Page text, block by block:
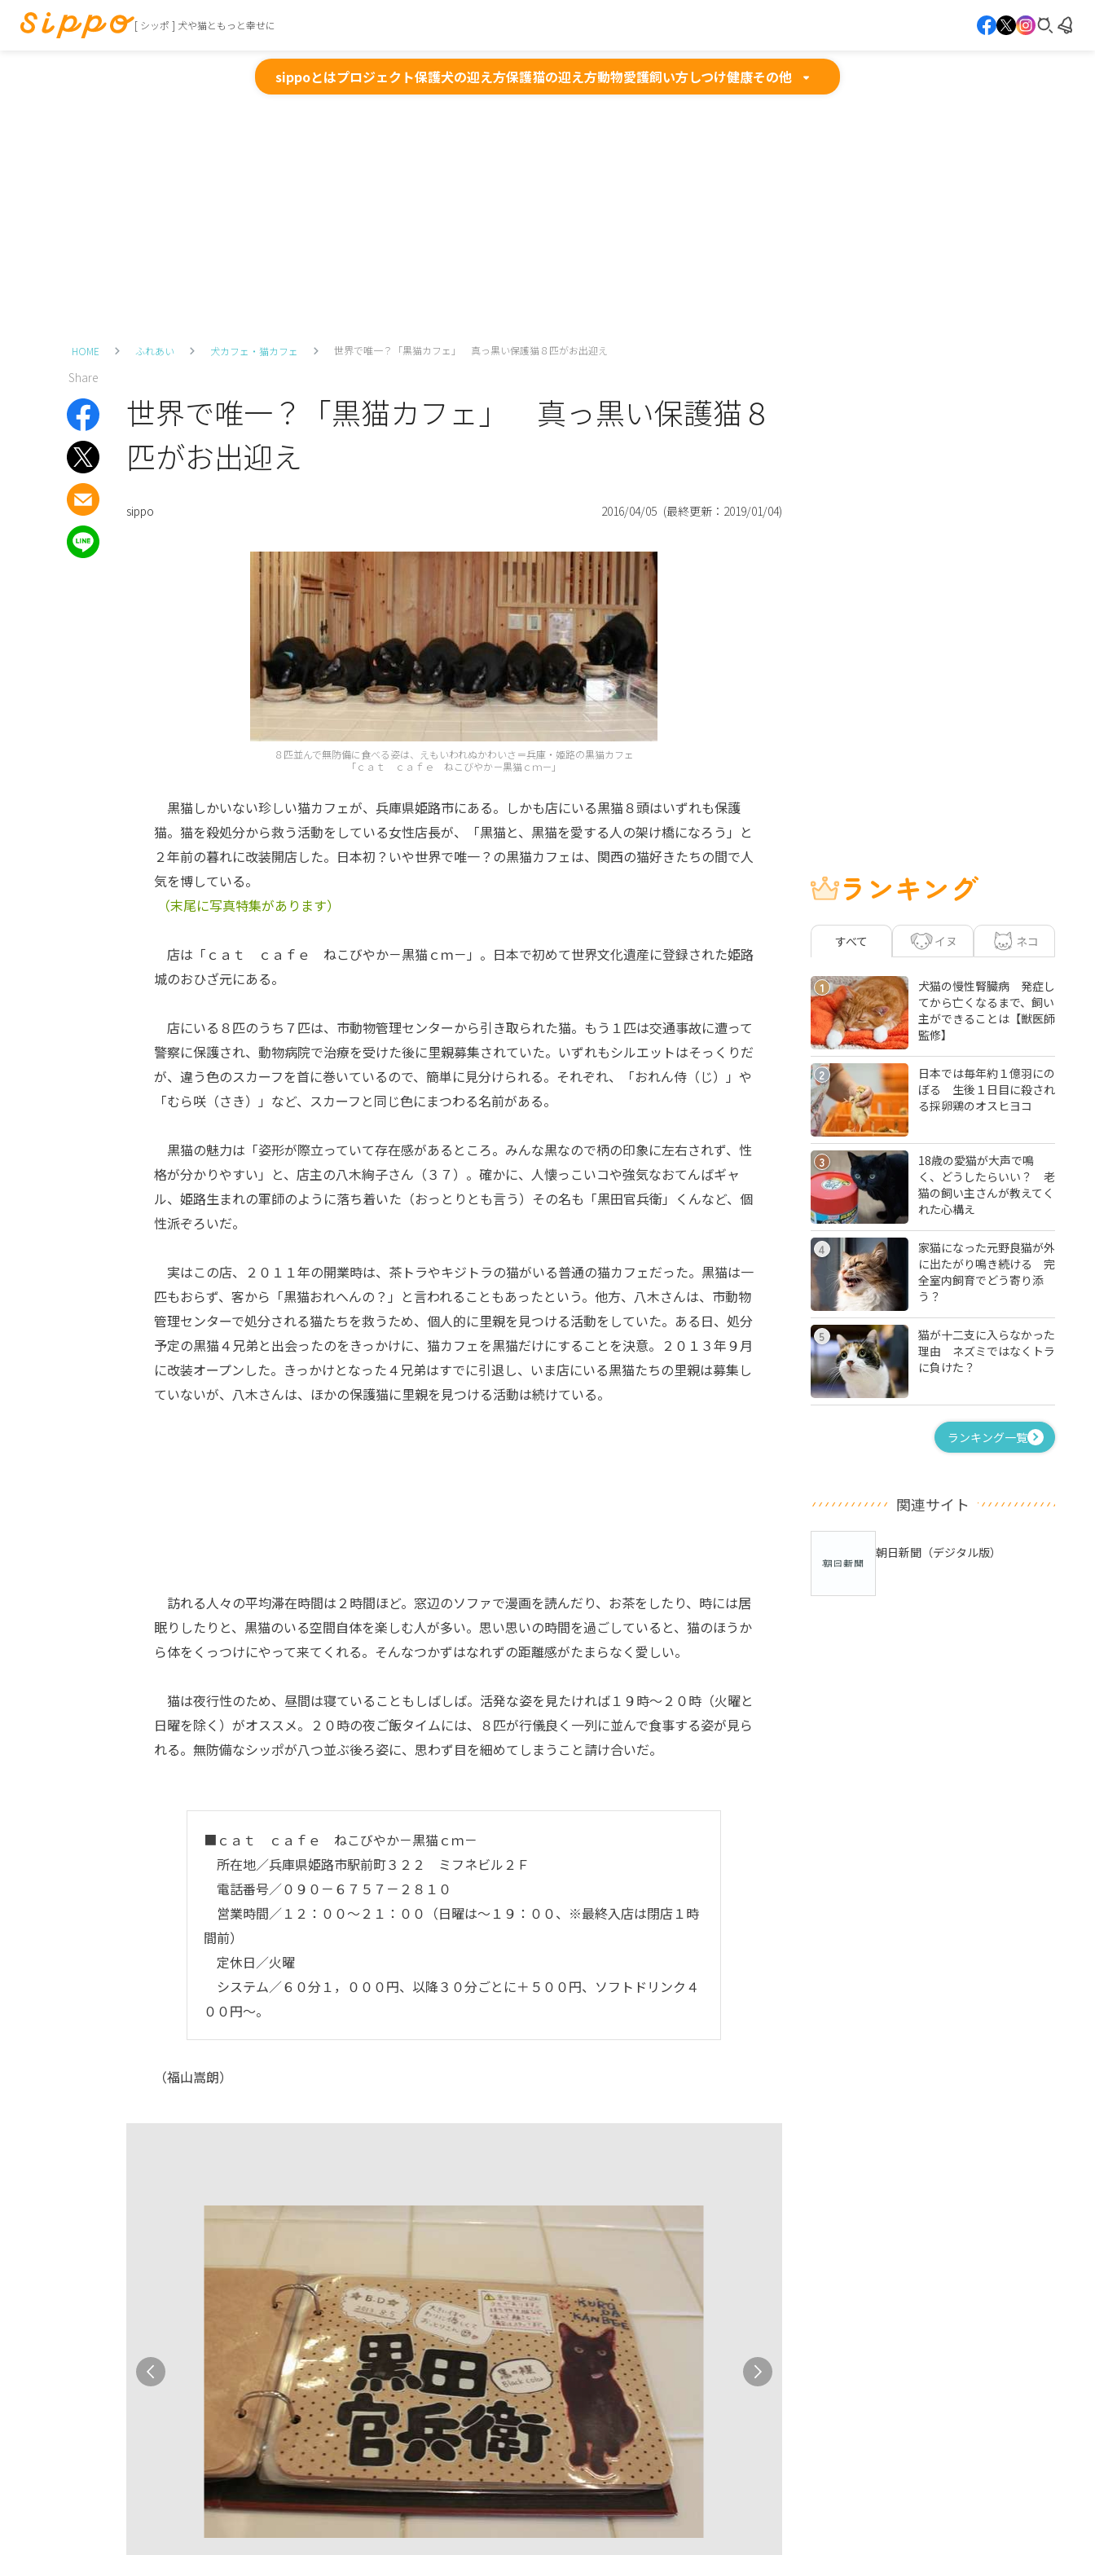
[ シッポ ] 犬や猫ともっと幸せに
sippoとはプロジェクト保護犬の迎え方保護猫の迎え方動物愛護飼い方しつけ健康その他
HOME ふれあい 犬カフェ・猫カフェ 世界で唯一？「黒猫カフェ」 真っ黒い保護猫８匹がお出迎え
Share
世界で唯一？「黒猫カフェ」 真っ黒い保護猫８
匹がお出迎え
sippo 2016/04/05 (最終更新： 2019/01/04)
８匹並んで無防備に食べる姿は、えもいわれぬかわいさ＝兵庫・姫路の黒猫カフェ
「ｃａｔ ｃａｆｅ ねこびやか－黒猫ｃｍ－」
黒猫しかいない珍しい猫カフェが、兵庫県姫路市にある。しかも店にいる黒猫８頭はいずれも保護
猫。猫を殺処分から救う活動をしている女性店長が、「黒猫と、黒猫を愛する人の架け橋になろう」と
２年前の暮れに改装開店した。日本初？いや世界で唯一？の黒猫カフェは、関西の猫好きたちの間で人
気を博している。
（末尾に写真特集があります）
店は「ｃａｔ ｃａｆｅ ねこびやか－黒猫ｃｍ－」。日本で初めて世界文化遺産に登録された姫路
城のおひざ元にある。
店にいる８匹のうち７匹は、市動物管理センターから引き取られた猫。もう１匹は交通事故に遭って
警察に保護され、動物病院で治療を受けた後に里親募集されていた。いずれもシルエットはそっくりだ
が、違う色のスカーフを首に巻いているので、簡単に見分けられる。それぞれ、「おれん侍（じ）」や
「むら咲（さき）」など、スカーフと同じ色にまつわる名前がある。
黒猫の魅力は「姿形が際立っていて存在感があるところ。みんな黒なので柄の印象に左右されず、性
格が分かりやすい」と、店主の八木絢子さん（３７）。確かに、人懐っこいコや強気なおてんばギャ
ル、姫路生まれの軍師のように落ち着いた（おっとりとも言う）その名も「黒田官兵衛」くんなど、個
性派ぞろいだ。
実はこの店、２０１１年の開業時は、茶トラやキジトラの猫がいる普通の猫カフェだった。黒猫は一
匹もおらず、客から「黒猫おれへんの？」と言われることもあったという。他方、八木さんは、市動物
管理センターで処分される猫たちを救うため、個人的に里親を見つける活動をしていた。ある日、処分
予定の黒猫４兄弟と出会ったのをきっかけに、猫カフェを黒猫だけにすることを決意。２０１３年９月
に改装オープンした。きっかけとなった４兄弟はすでに引退し、いま店にいる黒猫たちの里親は募集し
ていないが、八木さんは、ほかの保護猫に里親を見つける活動は続けている。
訪れる人々の平均滞在時間は２時間ほど。窓辺のソファで漫画を読んだり、お茶をしたり、時には居
眠りしたりと、黒猫のいる空間自体を楽しむ人が多い。思い思いの時間を過ごしていると、猫のほうか
ら体をくっつけにやって来てくれる。そんなつかずはなれずの距離感がたまらなく愛しい。
猫は夜行性のため、昼間は寝ていることもしばしば。活発な姿を見たければ１９時～２０時（火曜と
日曜を除く）がオススメ。２０時の夜ご飯タイムには、８匹が行儀良く一列に並んで食事する姿が見ら
れる。無防備なシッポが八つ並ぶ後ろ姿に、思わず目を細めてしまうこと請け合いだ。
■ｃａｔ ｃａｆｅ ねこびやか－黒猫ｃｍ－
所在地／兵庫県姫路市駅前町３２２ ミフネビル２Ｆ
電話番号／０９０－６７５７－２８１０
営業時間／１２：００～２１：００（日曜は～１９：００、※最終入店は閉店１時
間前）
定休日／火曜
システム／６０分１，０００円、以降３０分ごとに＋５００円、ソフトドリンク４
００円～。
（福山嵩朗）
ランキング
すべて イヌ ネコ
1
犬猫の慢性腎臓病 発症し
てから亡くなるまで、飼い
主ができることは【獣医師
監修】
2
日本では毎年約１億羽にの
ぼる 生後１日目に殺され
る採卵鶏のオスヒヨコ
3
18歳の愛猫が大声で鳴
く、どうしたらいい？ 老
猫の飼い主さんが教えてく
れた心構え
4
家猫になった元野良猫が外
に出たがり鳴き続ける 完
全室内飼育でどう寄り添
う？
5
猫が十二支に入らなかった
理由 ネズミではなくトラ
に負けた？
ランキング一覧
関連サイト
朝日新聞（デジタル版）